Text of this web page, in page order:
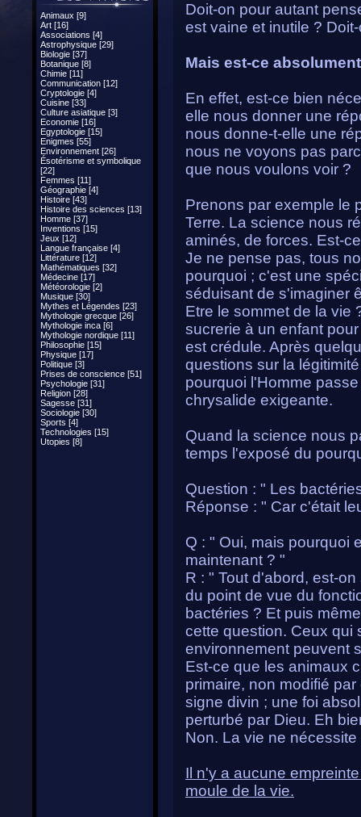
Animaux [9]
Art [16]
Associations [4]
Astrophysique [29]
Biologie [37]
Botanique [8]
Chimie [11]
Communication [12]
Cryptologie [4]
Cuisine [33]
Culture asiatique [3]
Economie [16]
Egyptologie [15]
Enigmes [55]
Environnement [26]
Ésotérisme et symbolique
[22]
Femmes [11]
Géographie [4]
Histoire [43]
Histoire des sciences [13]
Homme [37]
Inventions [15]
Jeux [12]
Langue française [4]
Littérature [12]
Mathématiques [32]
Médecine [17]
Météorologie [2]
Musique [30]
Mythes et Légendes [23]
Mythologie grecque [26]
Mythologie inca [6]
Mythologie nordique [11]
Philosophie [15]
Physique [17]
Politique [3]
Prises de conscience [51]
Psychologie [31]
Religion [28]
Sagesse [31]
Sociologie [30]
Sports [4]
Technologies [15]
Utopies [8]
Doit-on pour autant
est vaine et inutile ?
Mais est-ce
En effet, est-ce bien
elle nous donner une
nous donne-t-elle une
nous ne voyons pas
que nous voulons voir ?
Prenons par exemple le
Terre. La science nous
aminés, de forces. Est-
Je ne pense pas, tous
pourquoi ; c'est une
séduisant de s'imaginer
Etre le sommet de la vie
sucrerie à un enfant
est crédule. Après
questions sur la
pourquoi l'Homme
chrysalide exigeante.
Quand la science nous
temps l'exposé du
Question : " Les
Réponse : " Car c'était
Q : " Oui, mais pourquoi
maintenant ? "
R : " Tout d'abord, est-
du point de vue du
bactéries ? Et puis
cette question. Ceux qui
environnement peuvent
Est-ce que les animaux
primaire, non modifié
signe divin ; une foi
perturbé par Dieu. Eh
Non. La vie ne
Il n'y a aucune
moule de la vie.